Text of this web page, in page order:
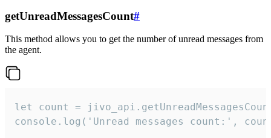
getUnreadMessagesCount#
This method allows you to get the number of unread messages from
the agent.
let count =
console.log('Unread messages count:',